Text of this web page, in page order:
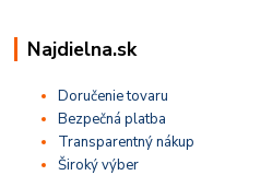
Najdielna.sk
Doručenie tovaru
Bezpečná platba
Transparentný nákup
Široký výber